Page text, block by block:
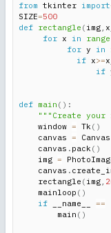
from tkinter import
SIZE=500
def
rectangle ( img,
for x in range
for y in
if x>=
if
def main ( ) :
"""Create your
    window
= Tk ( )
    canvas
= Canvas
    canvas
. pack ( )
    img
=
    canvas
.
    rectangle
( img,
    mainloop
( )
if __name__ ==
        main
( )